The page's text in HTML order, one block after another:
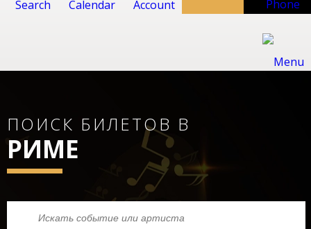
ПОИСК БИЛЕТОВ В
РИМЕ